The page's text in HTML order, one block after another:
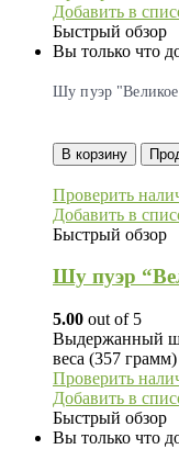
Добавить в
Быстрый обзор
Вы только что
Шу пуэр "Великое
В корзину
Проверить
Добавить в
Быстрый обзор
Шу пуэр
5.00 out of 5
Выдержанный
веса (357
Проверить
Добавить в
Быстрый обзор
Вы только что